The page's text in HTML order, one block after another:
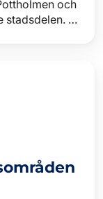
och
stadsdelen. I